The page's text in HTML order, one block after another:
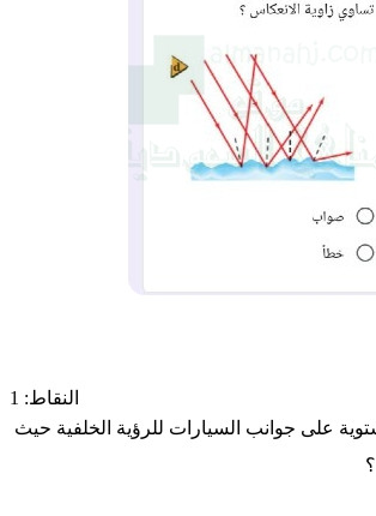
النقاط: 1
على جوانب السيارات للرؤية الخلفية حيث